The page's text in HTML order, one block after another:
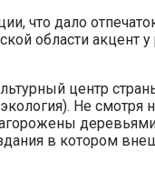
что дало
области
центр
Не
в котором